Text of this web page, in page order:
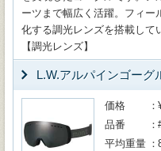
ーツまで幅広く活躍。フィー
化する調光レンズを搭載して
【調光レンズ】
L.W.アルパインゴーグ
価格
品番
平均重量